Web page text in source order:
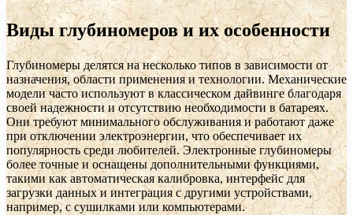
Виды глубиномеров и их особенности
Глубиномеры делятся на несколько типов в зависимости от
назначения, области применения и технологии. Механические
модели часто используют в классическом дайвинге благодаря
своей надежности и отсутствию необходимости в батареях.
Они требуют минимального обслуживания и работают даже
при отключении электроэнергии, что обеспечивает их
популярность среди любителей. Электронные глубиномеры
более точные и оснащены дополнительными функциями,
такими как автоматическая калибровка, интерфейс для
загрузки данных и интеграция с другими устройствами,
например, с сушилками или компьютерами.